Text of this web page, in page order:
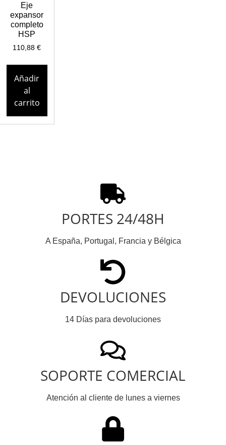
Eje
expansor
completo
HSP
110,88€
Añadir
al
carrito
PORTES 24/48H
A España, Portugal, Francia y Bélgica
DEVOLUCIONES
14 Días para devoluciones
SOPORTE COMERCIAL
Atención al cliente de lunes a viernes